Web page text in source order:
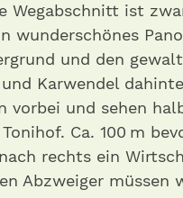
Wegabschnitt ist
wunderschönes
und den
Karwendel
vorbei und sehen
Ca. 100 m
rechts ein
Abzweiger müssen